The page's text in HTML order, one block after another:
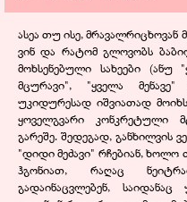
ასეა თუ ისე,
ვინ და რატომ გლოვობს
მოხსენებული სახეები (ანუ
მცურავი", "ყველა
უკიდურესად იშვიათად
ყოველგვარი კონკრეტული
გარეშე. შედეგად, განხილვის
"დიდი მეძავი" რჩებიან,
ჰგონიათ, რაღაც
გადაინაცვლებენ,